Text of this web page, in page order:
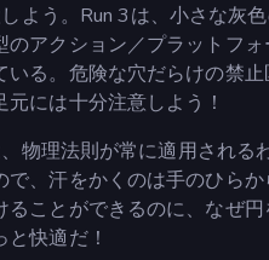
よう。Run 3は、小さな灰
のアクション／プラットフ
いる。危険な穴だらけの禁
には十分注意しよう！
物理法則が常に適用され
で、汗をかくのは手のひら
ることができるのに、なぜ
快適だ！